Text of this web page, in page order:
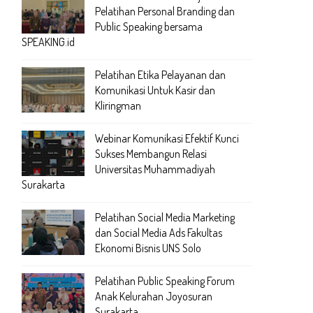
Pelatihan Personal Branding dan
Public Speaking bersama
SPEAKING.id
Pelatihan Etika Pelayanan dan
Komunikasi Untuk Kasir dan
Kliringman
Webinar Komunikasi Efektif Kunci
Sukses Membangun Relasi
Universitas Muhammadiyah
Surakarta
Pelatihan Social Media Marketing
dan Social Media Ads Fakultas
Ekonomi Bisnis UNS Solo
Pelatihan Public Speaking Forum
Anak Kelurahan Joyosuran